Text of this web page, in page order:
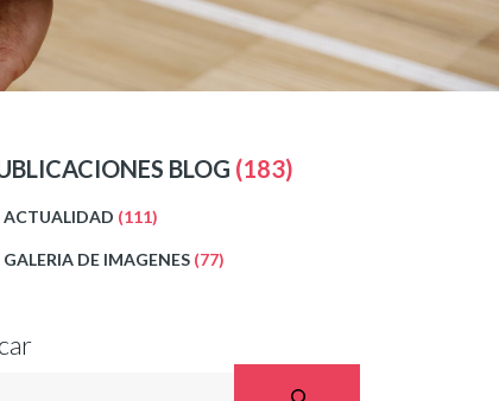
BLOG (183)
ACTUALIDAD (111)
GALERIA DE IMAGENES (77)